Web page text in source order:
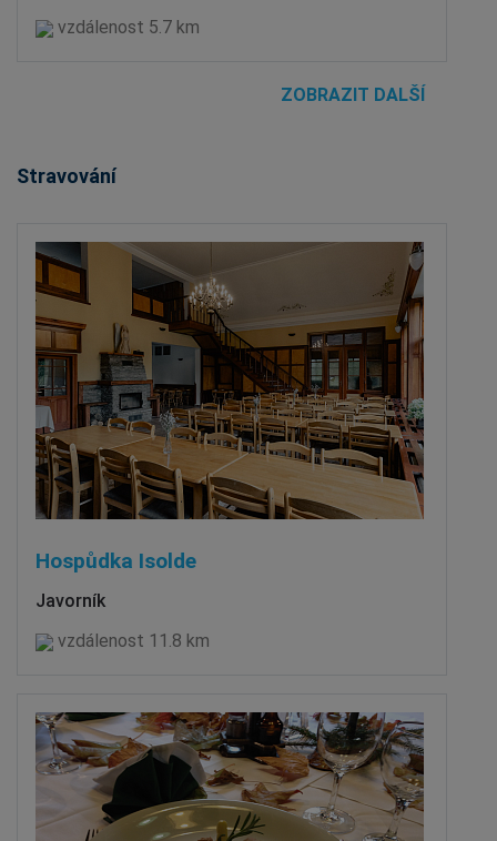
vzdálenost 5.7 km
ZOBRAZIT DALŠÍ
Stravování
Hospůdka Isolde
Javorník
vzdálenost 11.8 km